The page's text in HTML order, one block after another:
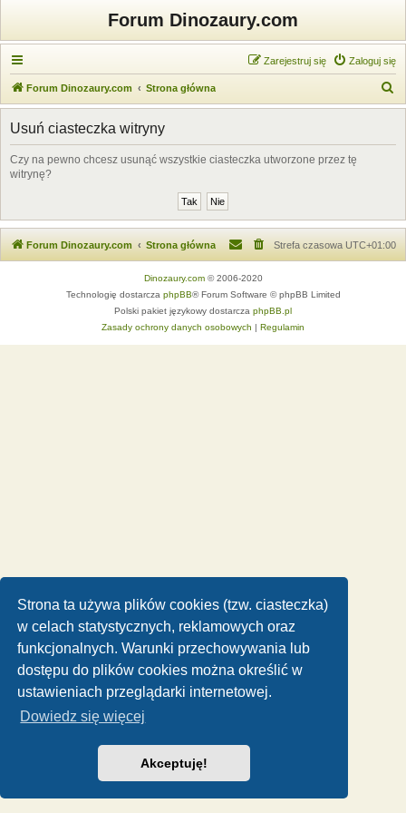
Strona ta używa plików cookies (tzw. ciasteczka)
w celach statystycznych, reklamowych oraz
funkcjonalnych. Warunki przechowywania lub
dostępu do plików cookies można określić w
ustawieniach przeglądarki internetowej.
Dowiedz się więcej
Akceptuję!
Forum Dinozaury.com
Zaloguj się
Zarejestruj się
Forum Dinozaury.com Strona główna
z
Usuń ciasteczka witryny
Czy na pewno chcesz usunąć wszystkie ciasteczka utworzone przez tę
witrynę?
Forum Dinozaury.com Strona główna Strefa czasowa UTC+01:00
Dinozaury.com© 2006-2020
Technologię dostarcza phpBB® Forum Software © phpBB Limited
Polski pakiet językowy dostarcza phpBB.pl
Zasady ochrony danych osobowych | Regulamin